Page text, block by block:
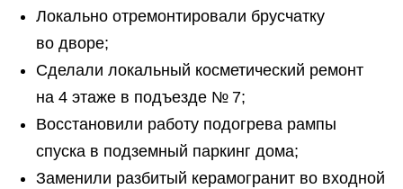
Локально отремонтировали брусчатку
во дворе;
Сделали локальный косметический ремонт
на 4 этаже в подъезде № 7;
Восстановили работу подогрева рампы
спуска в подземный паркинг дома;
Заменили разбитый керамогранит во входной